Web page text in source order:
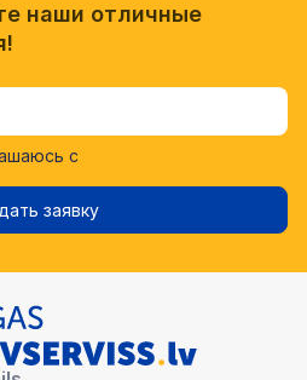
наши отличные
с
заявку